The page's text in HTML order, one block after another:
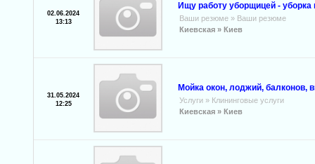
02.06.2024
13:13
Ищу работу уборщицей - уборка
Ваши резюме » Ваши резюме
Киевская » Киев
31.05.2024
12:25
Мойка окон, лоджий, балконов,
Услуги » Клининговые услуги
Киевская » Киев